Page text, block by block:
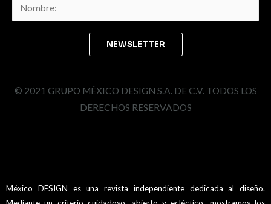
© 2021 GRUPO MÉXICO DESIGN S.A. DE C.V. TODOS LOS
DERECHOS RESERVADOS
México DESIGN es una revista independiente dedicada al diseño.